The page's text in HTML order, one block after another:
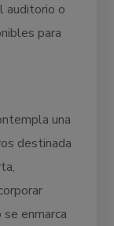
auditorio o
para
una
destinada
enmarca